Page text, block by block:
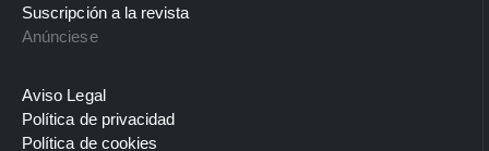
Suscripción a la revista
Anúnciese
Aviso Legal
Política de privacidad
Política de cookies